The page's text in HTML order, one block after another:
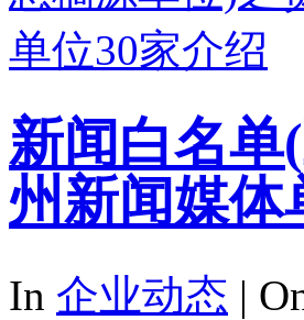
新闻白名单
州新闻媒体
In 企业动态 |